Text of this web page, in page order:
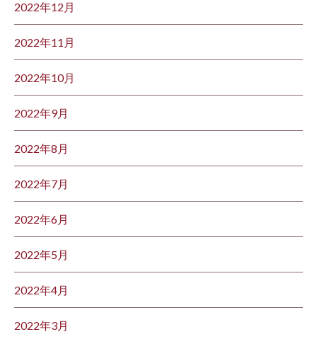
2022年12月
2022年11月
2022年10月
2022年9月
2022年8月
2022年7月
2022年6月
2022年5月
2022年4月
2022年3月